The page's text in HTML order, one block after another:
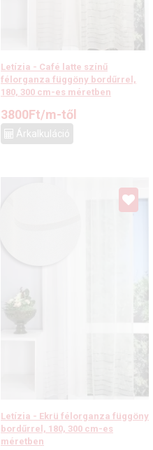
Letízia - Café latte színű
félorganza függöny bordűrrel,
180, 300 cm-es méretben
3800Ft/m-től
Árkalkuláció
Letízia - Ekrü félorganza függöny
bordűrrel, 180, 300 cm-es
méretben